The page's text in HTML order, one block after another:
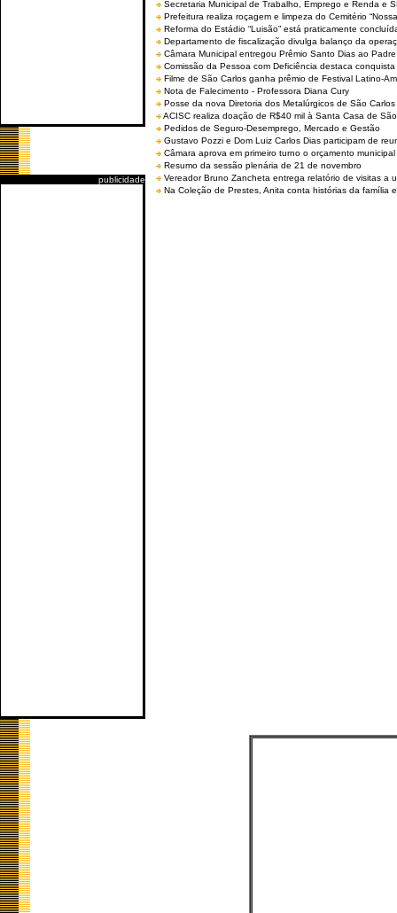
publicidade
Secretaria Municipal de Trabalho, Emprego e Renda e
Prefeitura realiza roçagem e limpeza do Cemitério
Reforma do Estádio “Luisão” está praticamente
Departamento de fiscalização divulga balanço da
Câmara Municipal entregou Prêmio Santo Dias ao
Comissão da Pessoa com Deficiência destaca
Filme de São Carlos ganha prêmio de Festival Latino-
Nota de Falecimento - Professora Diana Cury
Posse da nova Diretoria dos Metalúrgicos de São
ACISC realiza doação de R$40 mil à Santa Casa de
Pedidos de Seguro-Desemprego, Mercado e Gestão
Gustavo Pozzi e Dom Luiz Carlos Dias participam de
Câmara aprova em primeiro turno o orçamento
Resumo da sessão plenária de 21 de novembro
Vereador Bruno Zancheta entrega relatório de visitas a
Na Coleção de Prestes, Anita conta histórias da família